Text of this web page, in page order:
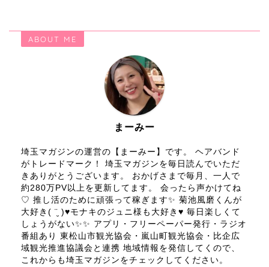
ABOUT ME
まーみー
埼玉マガジンの運営の【まーみー】です。 ヘアバンド
がトレードマーク！ 埼玉マガジンを毎日読んでいただ
きありがとうございます。 おかげさまで毎月、一人で
約280万PV以上を更新してます。 会ったら声かけてね
♡ 推し活のために頑張って稼ぎます✨ 菊池風磨くんが
大好き( ¨̮ )♥モナキのジュニ様も大好き♥ 毎日楽しくて
しょうがない✨✨ アプリ・フリーペーパー発行・ラジオ
番組あり 東松山市観光協会・嵐山町観光協会・比企広
域観光推進協議会と連携 地域情報を発信してくので、
これからも埼玉マガジンをチェックしてください。